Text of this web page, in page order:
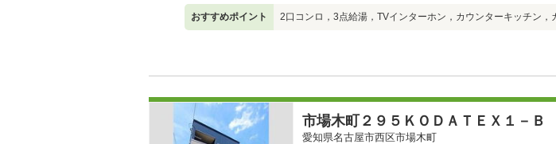
おすすめポイント 2口コンロ，3点給湯，TVインターホン，カウンターキッチン
市場木町２９５ＫＯＤＡＴＥＸ１－Ｂ
愛知県名古屋市西区市場木町